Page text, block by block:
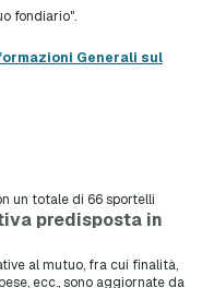
fondiario".
Generali sul
un totale di 66 sportelli
predisposta in
al mutuo, fra cui finalità,
ecc., sono aggiornate da